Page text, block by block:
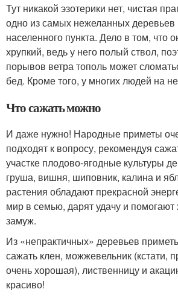
Тут никакой эзотерики нет, чистая
одно из самых нежеланных деревьев
населенного пункта. Дело в том, что
хрупкий, ведь у него полый ствол,
порывов ветра тополь может
бед. Кроме того, у многих людей на
Что сажать можно
И даже нужно! Народные приметы
подходят к вопросу, рекомендуя
участке плодово-ягодные культуры
груша, вишня, шиповник, калина и
растения обладают прекрасной
мир в семью, дарят удачу и
замуж.
Из «непрактичных» деревьев
сажать клен, можжевельник (кстати,
очень хорошая), лиственницу и
красиво!